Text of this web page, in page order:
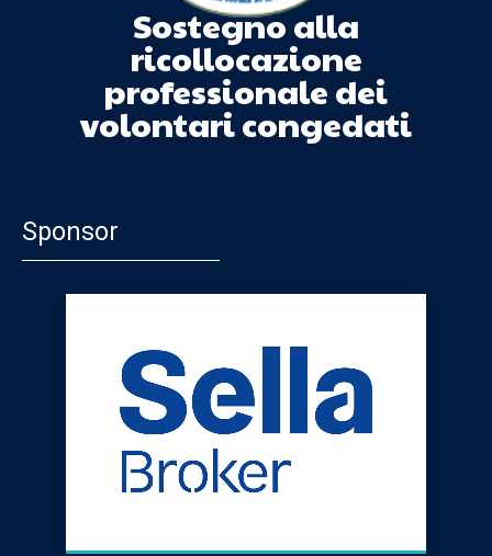
Sostegno alla
ricollocazione
professionale dei
volontari congedati
Sponsor